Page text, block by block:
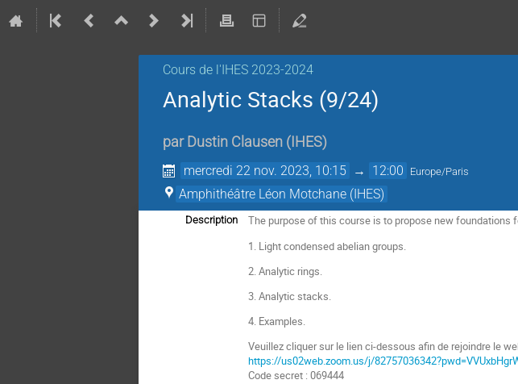
Cours de l'IHES 2023-2024
Analytic Stacks (9/24)
par Dustin Clausen ( IHES)
mercredi 22 nov. 2023, 10:15 → 12:00 Europe/Paris
Amphithéâtre Léon Motchane (IHES)
Description
The purpose of this course is to propose new
1. Light condensed abelian groups.
2. Analytic rings.
3. Analytic stacks.
4. Examples.
Veuillez cliquer sur le lien ci-dessous afin de rejoindre le
https://us02web.zoom.us/j/
Code secret : 069444